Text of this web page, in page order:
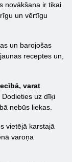
novākšana ir tikai
un vērtīgu
un barojošas
receptes un,
varat
Dodieties uz dīķi
nebūs liekas.
vietējā karstajā
varoņa